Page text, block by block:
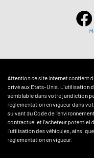
Attention ce site internet contient
privé aux Etats-Unis. L'utilisation
semblable dans votre juridiction
réglementation en vigueur dans
suivant du Code de
contractuel et l'acheteur potentiel
l'utilisation des véhicules, ainsi
réglementation en vigueur.